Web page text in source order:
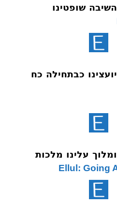
תפילה 094 יועצינו כבתחילה כח